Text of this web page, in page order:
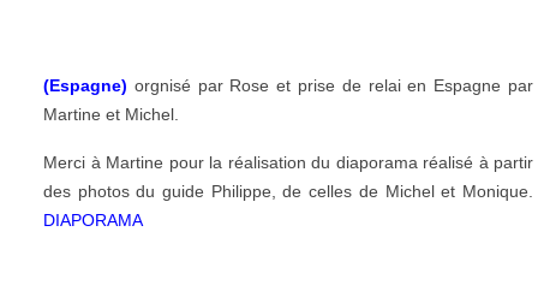
(Espagne) orgnisé par Rose et prise de relai en Espagne par
Martine et Michel.
Merci à Martine pour la réalisation du diaporama réalisé à partir
des photos du guide Philippe, de celles de Michel et Monique.
DIAPORAMA